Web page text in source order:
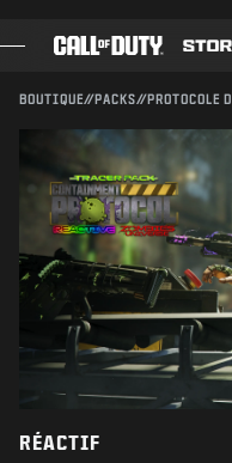
PASSE DE COMBAT
BLACK CELL
POINTS COD
BOUTIQUE D'ÉQUIPEMENT
BOUTIQUE//PACKS//PROTOCOLE
Compatible avec :
Activision peut
ce contenu en jeu à
RÉACTIF